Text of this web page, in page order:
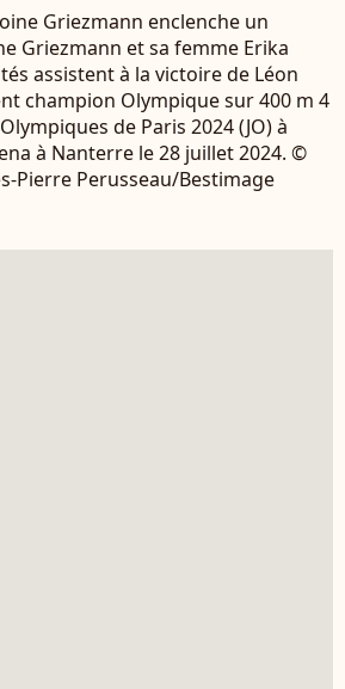
Griezmann enclenche un
Griezmann et sa femme Erika
assistent à la victoire de Léon
champion Olympique sur 400 m 4
de Paris 2024 (JO) à
à Nanterre le 28 juillet 2024. ©
Pierre Perusseau/Bestimage